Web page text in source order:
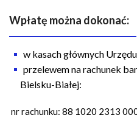
Wpłatę można dokonać:
w kasach głównych
przelewem na rachunek
Bielsku-Białej:
nr rachunku: 88 1020 2313